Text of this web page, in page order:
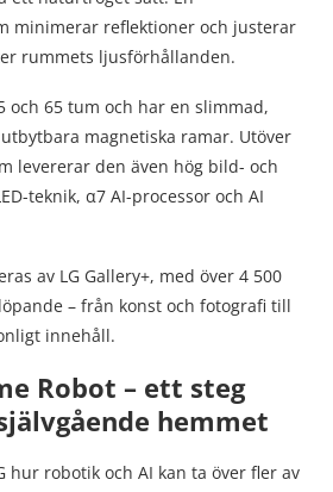
minimerar reflektioner och justerar
rummets ljusförhållanden.
och 65 tum och har en slimmad,
magnetiska ramar. Utöver
levererar den även hög bild- och
teknik, α7 AI-processor och AI
av LG Gallery+, med över 4 500
– från konst och fotografi till
innehåll.
Robot – ett steg
hemmet
hur robotik och AI kan ta över fler av